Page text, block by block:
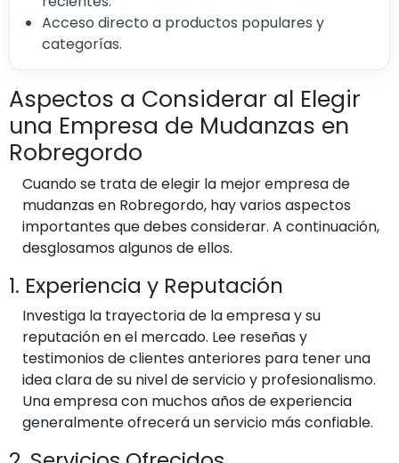
Acceso directo a productos populares y
categorías.
Aspectos a Considerar al Elegir
una Empresa de Mudanzas en
Robregordo
Cuando se trata de elegir la mejor empresa de
mudanzas en Robregordo, hay varios aspectos
importantes que debes considerar. A continuación,
desglosamos algunos de ellos.
1. Experiencia y Reputación
Investiga la trayectoria de la empresa y su
reputación en el mercado. Lee reseñas y
testimonios de clientes anteriores para tener una
idea clara de su nivel de servicio y profesionalismo.
Una empresa con muchos años de experiencia
generalmente ofrecerá un servicio más confiable.